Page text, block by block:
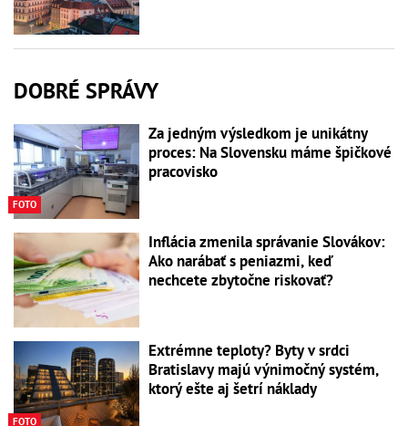
DOBRÉ SPRÁVY
FOTO
Za jedným výsledkom je unikátny
proces: Na Slovensku máme špičkové
pracovisko
Inflácia zmenila správanie Slovákov:
Ako narábať s peniazmi, keď
nechcete zbytočne riskovať?
FOTO
Extrémne teploty? Byty v srdci
Bratislavy majú výnimočný systém,
ktorý ešte aj šetrí náklady